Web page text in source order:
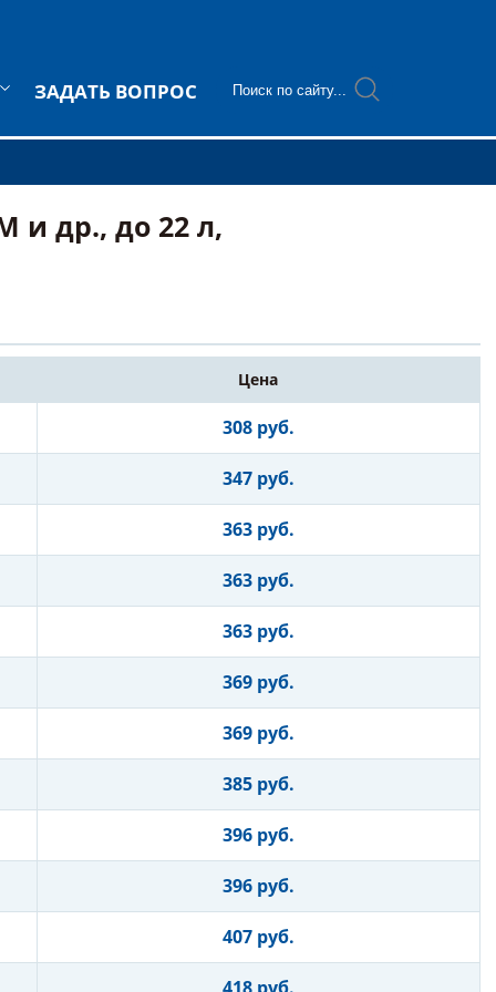
ЗАДАТЬ ВОПРОС
и др., до 22 л,
Цена
308 руб.
347 руб.
363 руб.
363 руб.
363 руб.
369 руб.
369 руб.
385 руб.
396 руб.
396 руб.
407 руб.